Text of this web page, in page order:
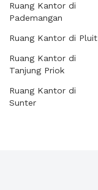
Ruang Kantor di
Pademangan
Ruang Kantor di Pluit
Ruang Kantor di
Tanjung Priok
Ruang Kantor di
Sunter